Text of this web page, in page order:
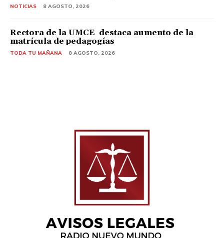
NOTICIAS 8 AGOSTO, 2026
Rectora de la UMCE destaca aumento de la
matrícula de pedagogías
TODA TU MAÑANA 8 AGOSTO, 2026